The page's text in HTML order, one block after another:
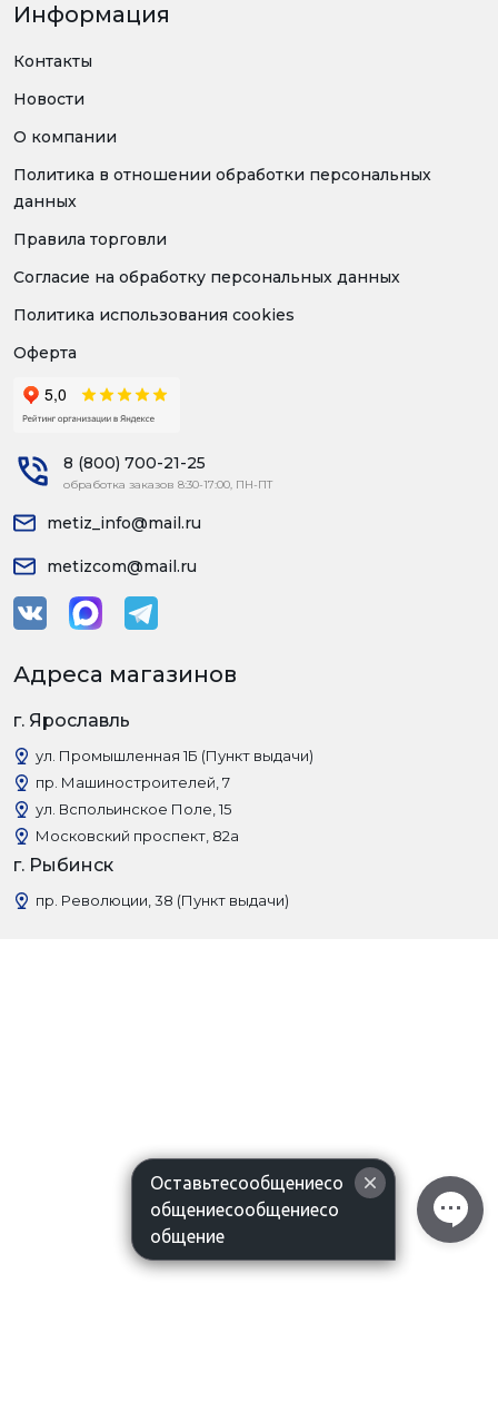
Информация
Контакты
Новости
О компании
Политика в отношении обработки персональных
данных
Правила торговли
Согласие на обработку персональных данных
Политика использования cookies
Оферта
8 (800) 700-21-25
обработка заказов 8:30-17:00, ПН-ПТ
metiz_info@mail.ru
metizcom@mail.ru
Адреса магазинов
г. Ярославль
ул. Промышленная 1Б (Пункт выдачи)
пр. Машиностроителей, 7
ул. Вспольинское Поле, 15
Московский проспект, 82а
г. Рыбинск
пр. Революции, 38 (Пункт выдачи)
Оставьтесообщениесо
общениесообщениесо
общение